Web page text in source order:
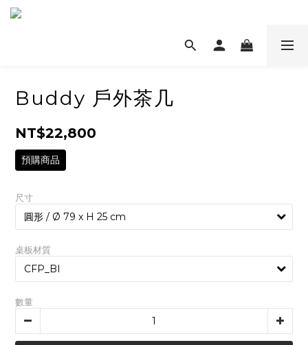
Buddy 戶外茶几
NT$22,800
預購商品
尺寸
桌板材質
數量